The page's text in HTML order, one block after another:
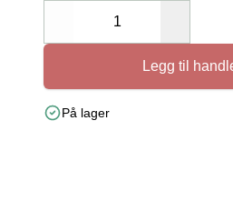
Decrease
Legg til
På lager